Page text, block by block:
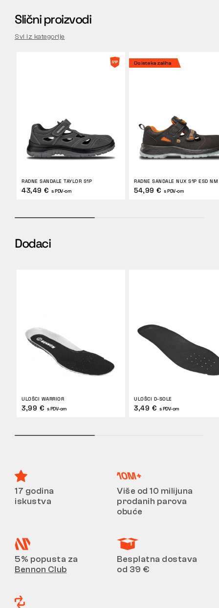
Slični proizvodi
Svi iz kategorije
RADNE SANDALE TAYLOR S1P
43,49 € s PDV-om
Do isteka zaliha
RADNE SANDALE NUX S1P ESD NM
54,99 € s PDV-om
Dodaci
ULOŠCI WARRIOR
3,99 € s PDV-om
ULOŠCI D-SOLE
3,49 € s PDV-om
17 godina
iskustva
Više od 10 milijuna
prodanih parova
obuće
5% popusta za
Bennon Club
Besplatna dostava
od 39 €